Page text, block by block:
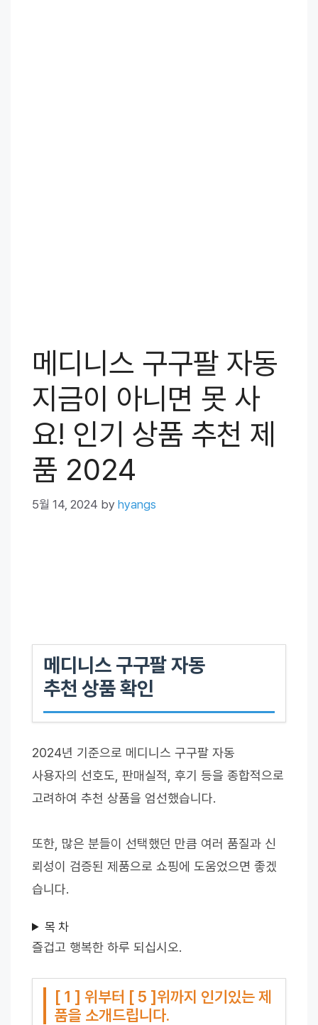
메디니스 구구팔 자동
지금이 아니면 못 사
요! 인기 상품 추천 제
품 2024
5월 14, 2024 by hyangs
메디니스 구구팔 자동
추천 상품 확인
2024년 기준으로 메디니스 구구팔 자동
사용자의 선호도, 판매실적, 후기 등을 종합적으로
고려하여 추천 상품을 엄선했습니다.
또한, 많은 분들이 선택했던 만큼 여러 품질과 신
뢰성이 검증된 제품으로 쇼핑에 도움었으면 좋겠
습니다.
목 차
즐겁고 행복한 하루 되십시오.
[ 1 ] 위부터 [ 5 ]위까지 인기있는 제
품을 소개드립니다.